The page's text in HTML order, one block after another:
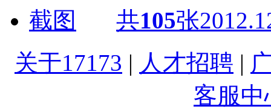
共105张
关于17173 | 人才招聘 |
客服中